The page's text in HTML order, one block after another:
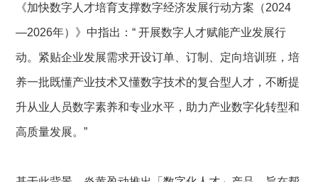
《加快数字人才培育支撑数字经济发展行动方案（2024
—2026年）》中指出：“ 开展数字人才赋能产业发展行
动。紧贴企业发展需求开设订单、订制、定向培训班，培
养一批既懂产业技术又懂数字技术的复合型人才，不断提
升从业人员数字素养和专业水平，助力产业数字化转型和
高质量发展。”